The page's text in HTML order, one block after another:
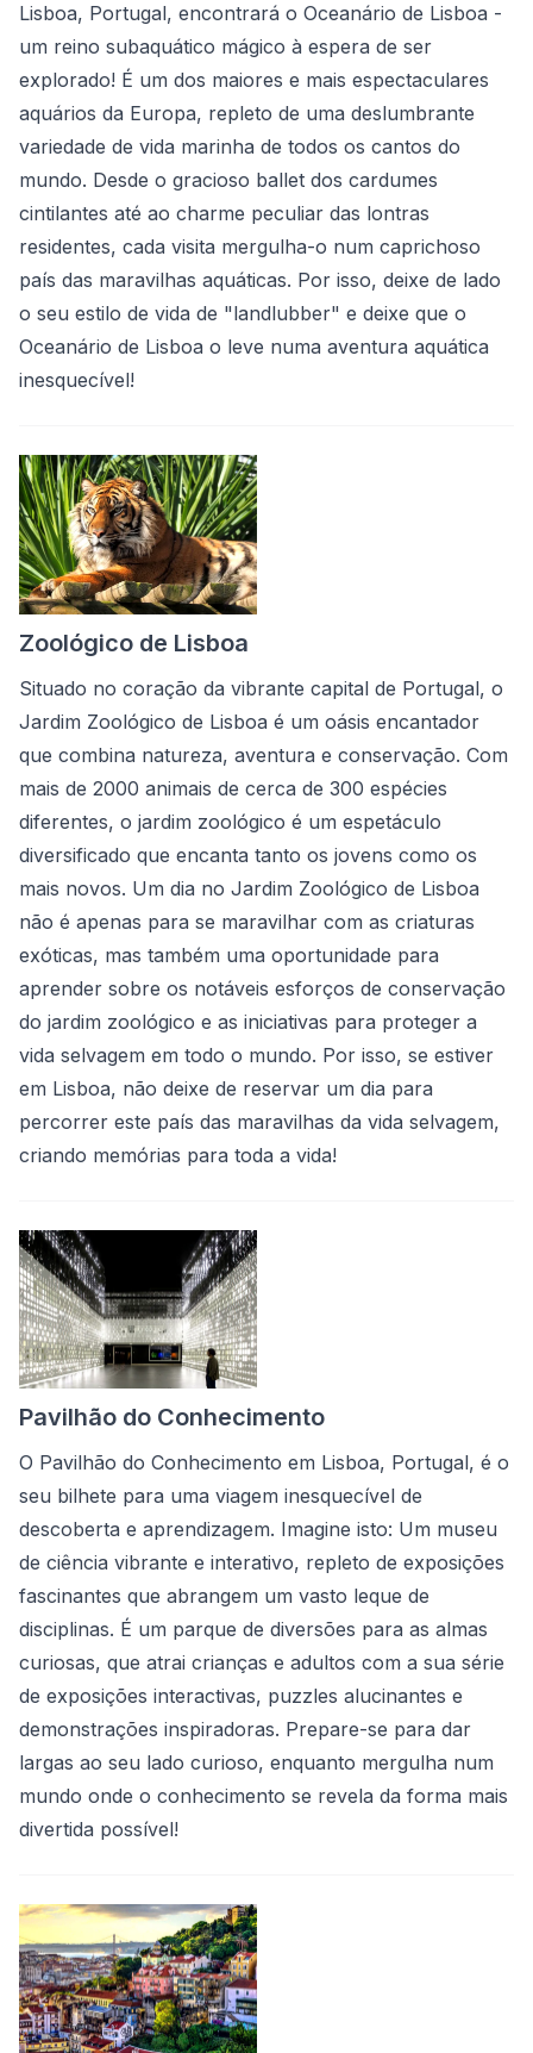
Lisboa, Portugal, encontrará o Oceanário de Lisboa -
um reino subaquático mágico à espera de ser
explorado! É um dos maiores e mais espectaculares
aquários da Europa, repleto de uma deslumbrante
variedade de vida marinha de todos os cantos do
mundo. Desde o gracioso ballet dos cardumes
cintilantes até ao charme peculiar das lontras
residentes, cada visita mergulha-o num caprichoso
país das maravilhas aquáticas. Por isso, deixe de lado
o seu estilo de vida de "landlubber" e deixe que o
Oceanário de Lisboa o leve numa aventura aquática
inesquecível!
Zoológico de Lisboa
Situado no coração da vibrante capital de Portugal, o
Jardim Zoológico de Lisboa é um oásis encantador
que combina natureza, aventura e conservação. Com
mais de 2000 animais de cerca de 300 espécies
diferentes, o jardim zoológico é um espetáculo
diversificado que encanta tanto os jovens como os
mais novos. Um dia no Jardim Zoológico de Lisboa
não é apenas para se maravilhar com as criaturas
exóticas, mas também uma oportunidade para
aprender sobre os notáveis esforços de conservação
do jardim zoológico e as iniciativas para proteger a
vida selvagem em todo o mundo. Por isso, se estiver
em Lisboa, não deixe de reservar um dia para
percorrer este país das maravilhas da vida selvagem,
criando memórias para toda a vida!
Pavilhão do Conhecimento
O Pavilhão do Conhecimento em Lisboa, Portugal, é o
seu bilhete para uma viagem inesquecível de
descoberta e aprendizagem. Imagine isto: Um museu
de ciência vibrante e interativo, repleto de exposições
fascinantes que abrangem um vasto leque de
disciplinas. É um parque de diversões para as almas
curiosas, que atrai crianças e adultos com a sua série
de exposições interactivas, puzzles alucinantes e
demonstrações inspiradoras. Prepare-se para dar
largas ao seu lado curioso, enquanto mergulha num
mundo onde o conhecimento se revela da forma mais
divertida possível!